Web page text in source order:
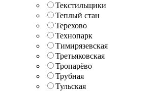
Текстильщики
Теплый стан
Терехово
Технопарк
Тимирязевская
Третьяковская
Тропарёво
Трубная
Тульская